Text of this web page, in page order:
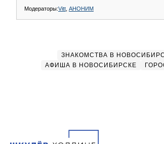
Модераторы:Vitt АНОНИМ
ЗНАКОМСТВА В
АФИША В НОВОСИБИРСКЕ